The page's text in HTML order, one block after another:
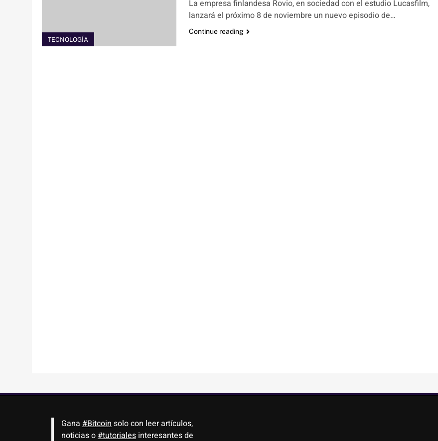
TECNOLOGÍA
La empresa finlandesa Rovio, en sociedad con el estudio Lucasfilm,
lanzará el próximo 8 de noviembre un nuevo episodio de…
Continue reading
Gana #Bitcoin solo con leer artículos,
noticias o #tutoriales interesantes de